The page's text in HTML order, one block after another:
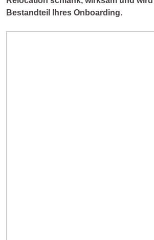
Bestandteil Ihres Onboarding.